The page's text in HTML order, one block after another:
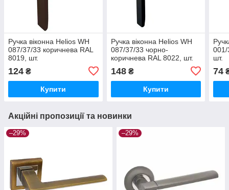
Ручка віконна Helios WH
087/37/33 коричнева RAL
8019, шт.
124 ₴
Купити
Ручка віконна Helios WH
087/37/33 чорно-
коричнева RAL 8022, шт.
148₴
Купити
001/
шт.
74
Акційні пропозиції та новинки
–29% –29%